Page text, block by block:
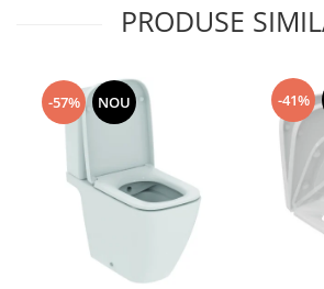
PRODUSE
-57% NOU -41%